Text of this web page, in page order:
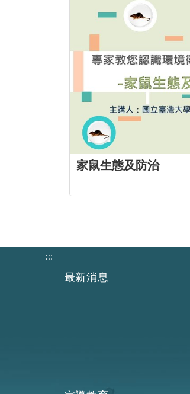
家鼠生態及防治
:::
最新消息